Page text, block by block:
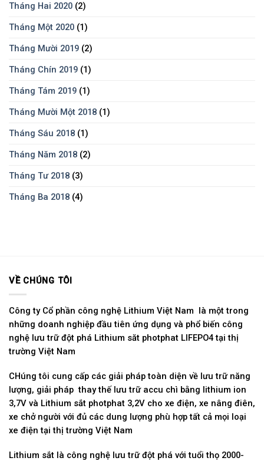
Tháng Hai 2020 (2)
Tháng Một 2020 (1)
Tháng Mười 2019 (2)
Tháng Chín 2019 (1)
Tháng Tám 2019 (1)
Tháng Mười Một 2018 (1)
Tháng Sáu 2018 (1)
Tháng Năm 2018 (2)
Tháng Tư 2018 (3)
Tháng Ba 2018 (4)
VỀ CHÚNG TÔI
Công ty Cổ phần công nghệ Lithium Việt Nam là một trong
những doanh nghiệp đầu tiên ứng dụng và phổ biến công
nghệ lưu trữ đột phá Lithium săt photphat LIFEPO4 tại thị
trường Việt Nam
CHúng tôi cung cấp các giải pháp toàn diện về lưu trữ năng
lượng, giải pháp thay thế lưu trữ accu chì bằng lithium ion
3,7V và Lithium sắt photphat 3,2V cho xe điện, xe nâng điên,
xe chở người với đủ các dung lượng phù hợp tất cả mọi loại
xe điện tại thị trường Việt Nam
Lithium sắt là công nghệ lưu trữ đột phá với tuổi thọ 2000-